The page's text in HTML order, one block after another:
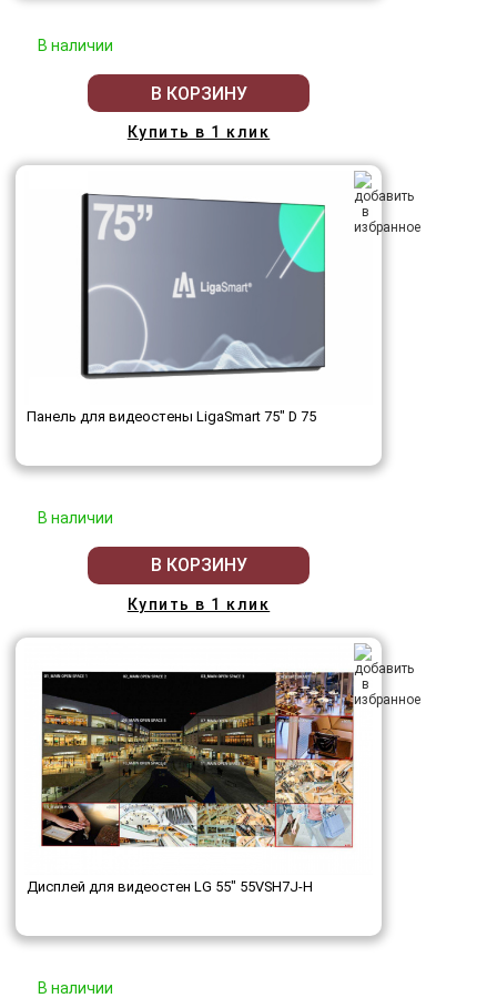
В наличии
В КОРЗИНУ
Купить в 1 клик
Панель для видеостены LigaSmart 75" D 75
В наличии
В КОРЗИНУ
Купить в 1 клик
Дисплей для видеостен LG 55" 55VSH7J-H
В наличии